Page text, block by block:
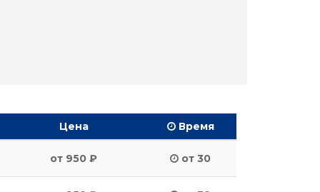
Цена Время
от 950 ₽ от 30